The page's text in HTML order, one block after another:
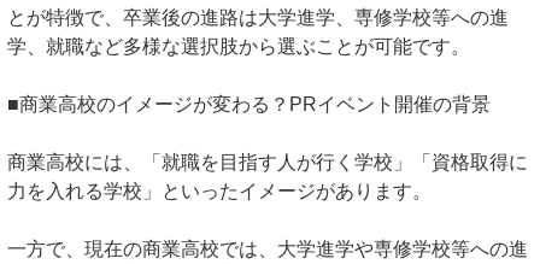
とが特徴で、卒業後の進路は大学進学、専修学校等への進
学、就職など多様な選択肢から選ぶことが可能です。
■商業高校のイメージが変わる？PRイベント開催の背景
商業高校には、「就職を目指す人が行く学校」「資格取得に
力を入れる学校」といったイメージがあります。
一方で、現在の商業高校では、大学進学や専修学校等への進